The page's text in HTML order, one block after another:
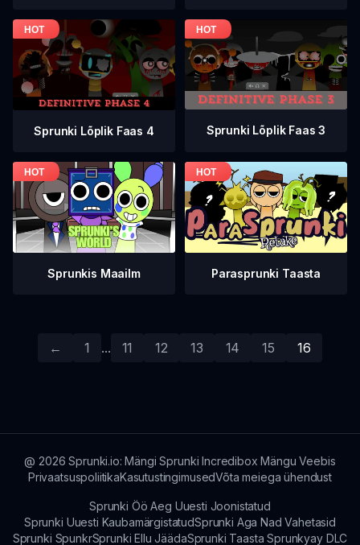
Sprunki Lõplik Faas 4 Sprunki Lõplik Faas 3
Sprunkis Maailm Parasprunki Taasta
← 1 ... 11 12 13 14 15 16
@ 2026 Sprunki.io: Mängi Sprunki Incredibox Mängu Veebis
PrivaatsuspoliitikaKasutustingimusedVõta meiega ühendust
Sprunki Öö Aeg Uuesti Joonistatud
Sprunki Uuesti KaubamärgistatudSprunki Aga Nad Vahetasid
Sprunki SpunkrSprunki Ellu JäädaSprunki Taasta Sprunkyay DLC